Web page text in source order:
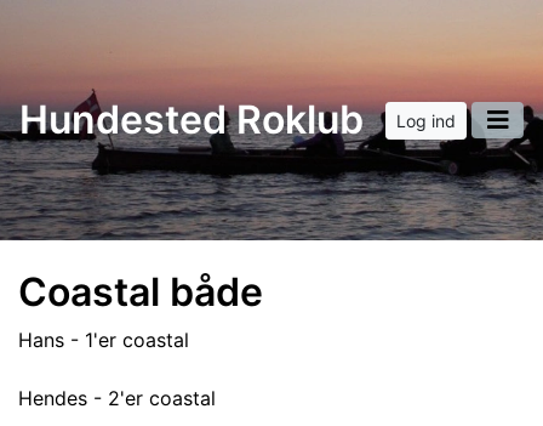
Hundested Roklub Log ind
Coastal både
Hans - 1'er coastal
Hendes - 2'er coastal